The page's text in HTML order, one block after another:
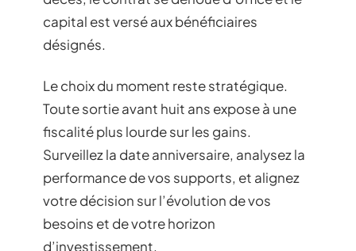
capital est versé aux bénéficiaires
désignés.
Le choix du moment reste stratégique.
Toute sortie avant huit ans expose à une
fiscalité plus lourde sur les gains.
Surveillez la date anniversaire, analysez la
performance de vos supports, et alignez
votre décision sur l’évolution de vos
besoins et de votre horizon
d’investissement.